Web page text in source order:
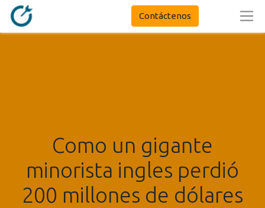
Contáctenos
Como un gigante
minorista ingles perdió
200 millones de dólares